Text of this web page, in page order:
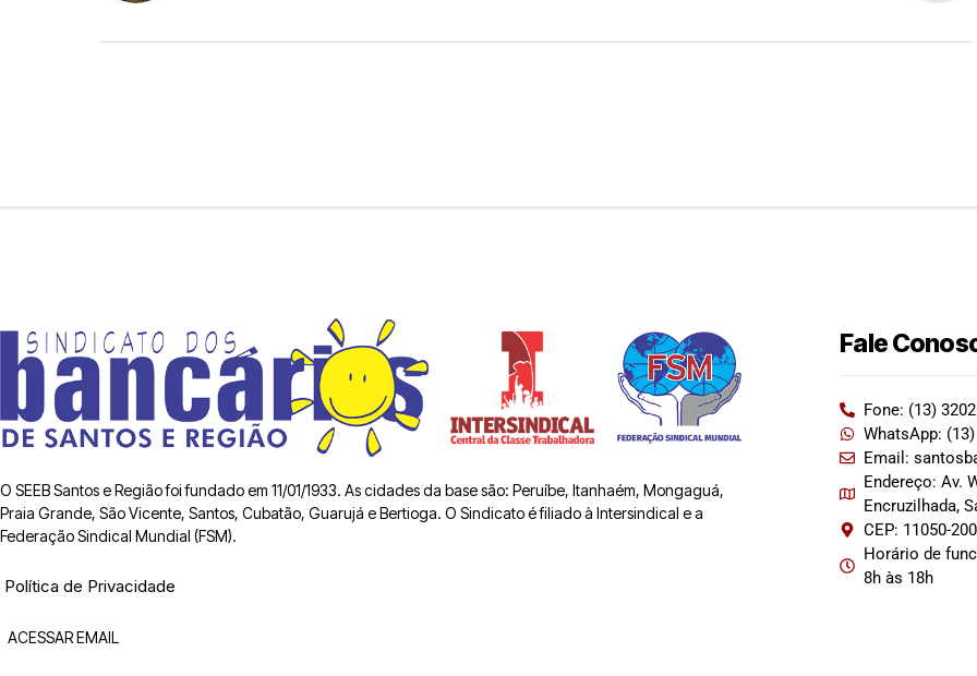
O SEEB Santos e Região foi fundado em 11/01/1933. As cidades da base são: Peruíbe, Itanhaém, Mongaguá,
Praia Grande, São Vicente, Santos, Cubatão, Guarujá e Bertioga. O Sindicato é filiado à Intersindical e a
Federação Sindical Mundial (FSM).
Política de Privacidade
ACESSAR EMAIL
Fale
Fone: (13)
WhatsApp:
Email:
Endereço: Av.
Encruzilhada,
CEP: 11050-200
Horário de
8h às 18h